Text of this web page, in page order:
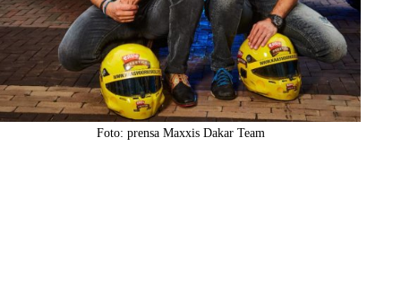
Foto: prensa Maxxis Dakar Team